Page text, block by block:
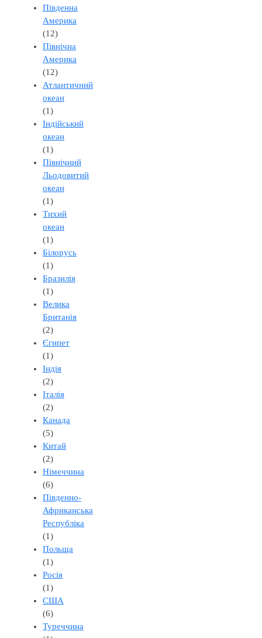
Південна
Америка
(12)
Північна
Америка
(12)
Атлантичний
океан
(1)
Індійський
океан
(1)
Північний
Льодовитий
океан
(1)
Тихий
океан
(1)
Білорусь
(1)
Бразилія
(1)
Велика
Британія
(2)
Єгипет
(1)
Індія
(2)
Італія
(2)
Канада
(5)
Китай
(2)
Німеччина
(6)
Південно-
Африканська
Республіка
(1)
Польща
(1)
Росія
(1)
США
(6)
Туреччина